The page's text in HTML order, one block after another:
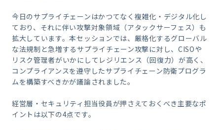
今日のサプライチェーンはかつてなく複雑化・デジタル化し
ており、それに伴い攻撃対象領域（アタックサーフェス）も
拡大しています。本セッションでは、厳格化するグローバル
な法規制と急増するサプライチェーン攻撃に対し、CISOや
リスク管理者がいかにしてレジリエンス（回復力）が高く、
コンプライアンスを遵守したサプライチェーン防衛プログラ
ムを構築すべきかが議論されました。
経営層・セキュリティ担当役員が押さえておくべき主要なポ
イントは以下の4点です。